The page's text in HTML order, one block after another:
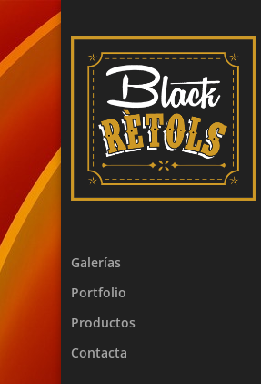
Galerías
Portfolio
Productos
Contacta